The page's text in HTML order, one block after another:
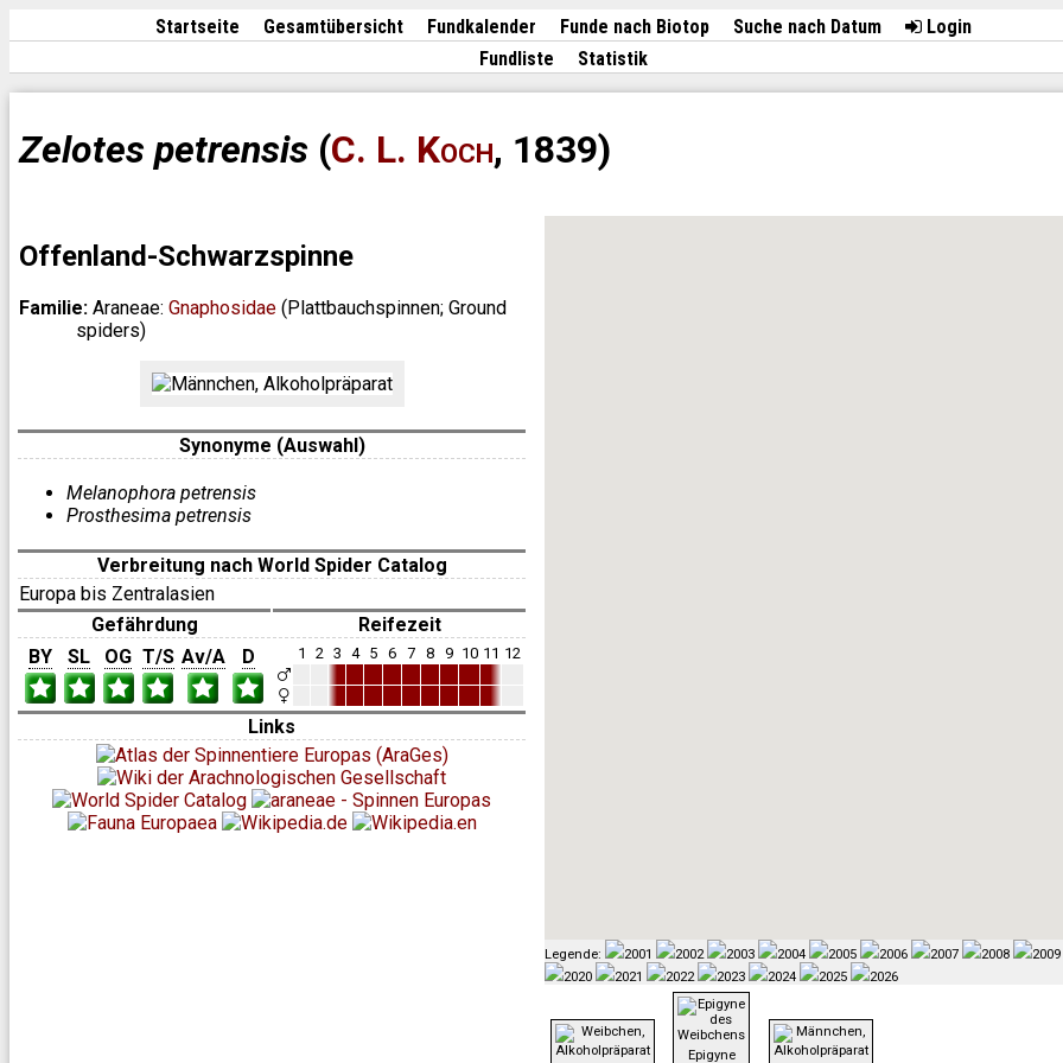
Startseite Gesamtübersicht Fundkalender Funde nach Biotop Suche nach Datum
Login
Fundliste
Statistik
Zelotes petrensis (C. L. Koch, 1839)
Offenland-Schwarzspinne
Familie: Araneae: Gnaphosidae (Plattbauchspinnen; Ground
spiders)
Synonyme (Auswahl)
Melanophora petrensis
Prosthesima petrensis
Verbreitung nach World Spider Catalog
Europa bis Zentralasien
Gefährdung
Reifezeit
BY
SL OG T/S Av/A D 1 2 3 4 5 6 7 8 9 10 11 12
Links
Legende: 2001 2002 2003 2004 2005 2006 2007 2008 2009
2020
2021 2022 2023 2024 2025 2026
Epigyne